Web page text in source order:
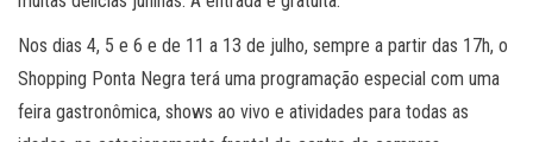
Nos dias 4, 5 e 6 e de 11 a 13 de julho, sempre a partir das 17h, o
Shopping Ponta Negra terá uma programação especial com uma
feira gastronômica, shows ao vivo e atividades para todas as